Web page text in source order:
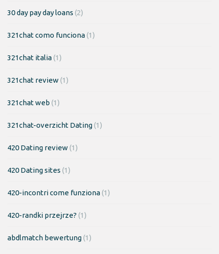
30 day pay day loans (2)
321chat como funciona(1)
321chat italia(1)
321chat review(1)
321chat web (1)
321chat-overzicht Dating(1)
420 Dating review(1)
420 Dating sites (1)
420-incontri come funziona(1)
420-randki przejrze? (1)
abdlmatch bewertung(1)